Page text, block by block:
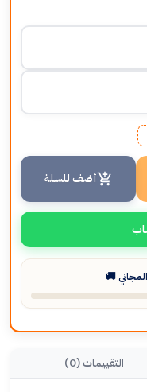
أضف للسلة
🚚
التقييمات (0)